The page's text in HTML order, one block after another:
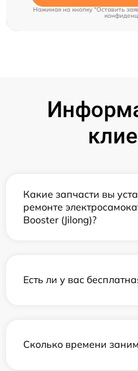
Нажимая на кнопку "Оставить
Какие запчасти вы
ремонте
Booster (Jilong)?
Есть ли у вас
Сколько времени